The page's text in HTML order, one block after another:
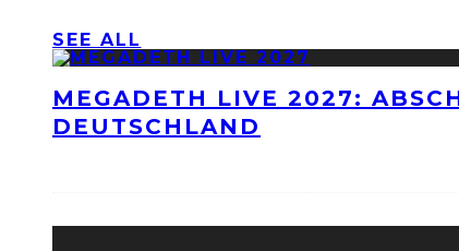
SEE ALL
MEGADETH LIVE 2027:
DEUTSCHLAND